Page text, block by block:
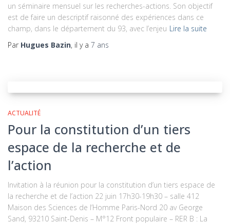
un séminaire mensuel sur les recherches-actions. Son objectif
est de faire un descriptif raisonné des expériences dans ce
champ, dans le département du 93, avec l’enjeu Lire la suite
Par Hugues Bazin, il y a 7 ans
ACTUALITÉ
Pour la constitution d’un tiers
espace de la recherche et de
l’action
Invitation à la réunion pour la constitution d’un tiers espace de
la recherche et de l’action 22 juin 17h30-19h30 – salle 412
Maison des Sciences de l’Homme Paris-Nord 20 av George
Sand, 93210 Saint-Denis – M°12 Front populaire – RER B : La